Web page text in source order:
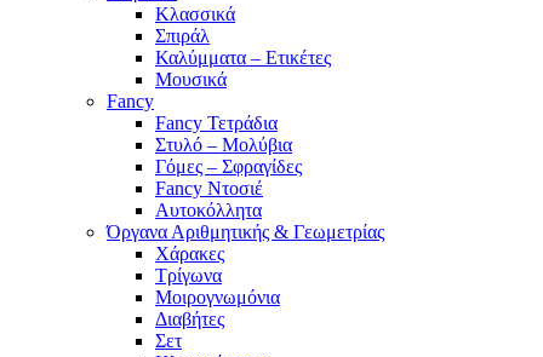
Κλασσικά
Σπιράλ
Καλύμματα – Ετικέτες
Μουσικά
Fancy
Fancy Τετράδια
Στυλό – Μολύβια
Γόμες – Σφραγίδες
Fancy Ντοσιέ
Αυτοκόλλητα
Όργανα Αριθμητικής & Γεωμετρίας
Χάρακες
Τρίγωνα
Mοιρογνωμόνια
Διαβήτες
Σετ